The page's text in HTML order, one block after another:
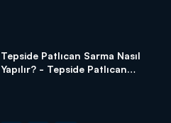
Tepside Patlıcan Sarma Nasıl
Yapılır? - Tepside Patlıcan